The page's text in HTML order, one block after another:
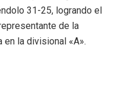
31-25, logrando el
de la
en la divisional «A».